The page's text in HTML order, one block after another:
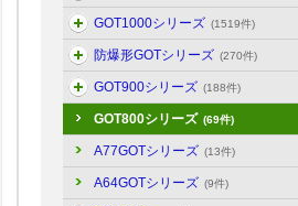
GOT1000シリーズ (1519件)
防爆形GOTシリーズ (270件)
GOT900シリーズ (188件)
GOT800シリーズ (69件)
A77GOTシリーズ (13件)
A64GOTシリーズ (9件)